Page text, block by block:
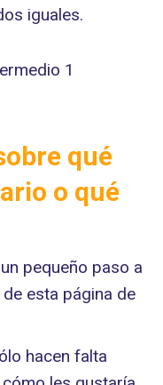
iguales.
qué
o qué
pequeño paso a
esta página de
hacen falta